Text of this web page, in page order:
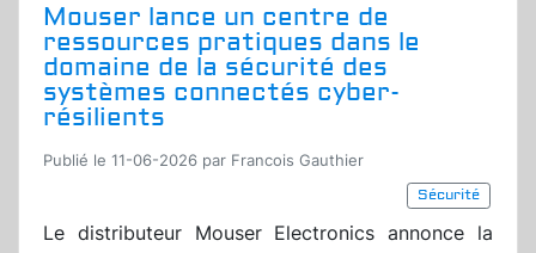
Mouser lance un centre de
ressources pratiques dans le
domaine de la sécurité des
systèmes connectés cyber-
résilients
Publié le 11-06-2026 par Francois Gauthier
Sécurité
Le distributeur Mouser Electronics annonce la